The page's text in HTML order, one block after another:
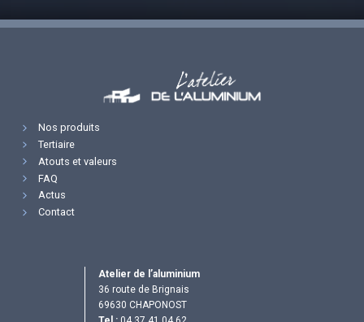
Nos produits
Tertiaire
Atouts et valeurs
FAQ
Actus
Contact
Atelier de l’aluminium
36 route de Brignais
69630 CHAPONOST